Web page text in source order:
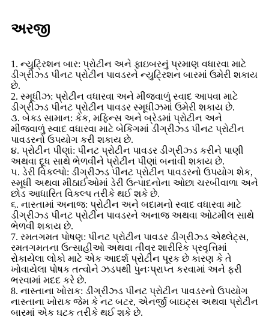
અરજી
1. ન્યુટ્રિશન બાર: પ્રોટીન અને ફાઇબરનું પ્રમાણ વધારવા માટે
ડીગ્રીઝ્ડ પીનટ પ્રોટીન પાવડરને ન્યુટ્રિશન બારમાં ઉમેરી શકાય
છે.
2. સ્મૂધીઝ: પ્રોટીન વધારવા અને મીંજવાળું સ્વાદ આપવા માટે
ડીગ્રીઝ્ડ પીનટ પ્રોટીન પાવડર સ્મૂધીઝમાં ઉમેરી શકાય છે.
૩. બેક્ડ સામાન: કેક, મફિન્સ અને બ્રેડમાં પ્રોટીન અને
મીંજવાળું સ્વાદ વધારવા માટે બેકિંગમાં ડીગ્રીઝ્ડ પીનટ પ્રોટીન
પાવડરનો ઉપયોગ કરી શકાય છે.
૪. પ્રોટીન પીણાં: પીનટ પ્રોટીન પાવડર ડીગ્રીઝ્ડ કરીને પાણી
અથવા દૂધ સાથે ભેળવીને પ્રોટીન પીણાં બનાવી શકાય છે.
૫. ડેરી વિકલ્પો: ડીગ્રીઝ્ડ પીનટ પ્રોટીન પાવડરનો ઉપયોગ શેક,
સ્મૂધી અથવા મીઠાઈઓમાં ડેરી ઉત્પાદનોના ઓછા ચરબીવાળા અને
છોડ આધારિત વિકલ્પ તરીકે થઈ શકે છે.
૬. નાસ્તામાં અનાજ: પ્રોટીન અને બદામનો સ્વાદ વધારવા માટે
ડીગ્રીઝ્ડ પીનટ પ્રોટીન પાવડરને અનાજ અથવા ઓટમીલ સાથે
ભેળવી શકાય છે.
7. રમતગમત પોષણ: પીનટ પ્રોટીન પાવડર ડીગ્રીઝ્ડ એથ્લેટ્સ,
રમતગમતના ઉત્સાહીઓ અથવા તીવ્ર શારીરિક પ્રવૃત્તિમાં
રોકાયેલા લોકો માટે એક આદર્શ પ્રોટીન પૂરક છે કારણ કે તે
ખોવાયેલા પોષક તત્વોને ઝડપથી પુનઃપ્રાપ્ત કરવામાં અને ફરી
ભરવામાં મદદ કરે છે.
8. નાસ્તાના ખોરાક: ડીગ્રીઝ્ડ પીનટ પ્રોટીન પાવડરનો ઉપયોગ
નાસ્તાના ખોરાક જેમ કે નટ બટર, એનર્જી બાઇટ્સ અથવા પ્રોટીન
બારમાં એક ઘટક તરીકે થઈ શકે છે.